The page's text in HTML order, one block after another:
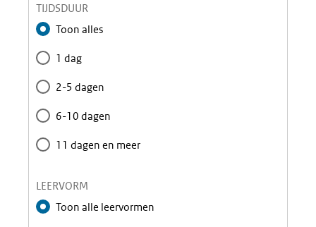
TIJDSDUUR
Toon alles
1 dag
2-5 dagen
6-10 dagen
11 dagen en meer
LEERVORM
Toon alle leervormen